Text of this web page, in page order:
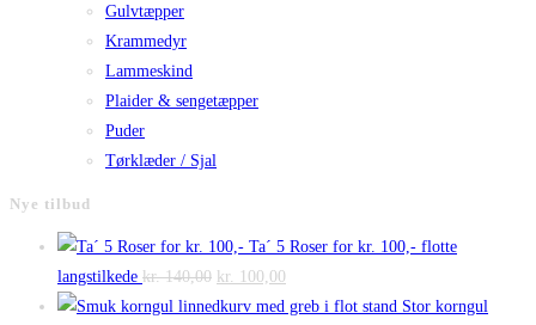
Gulvtæpper
Krammedyr
Lammeskind
Plaider & sengetæpper
Puder
Tørklæder / Sjal
Nye tilbud
Ta´ 5 Roser for kr. 100,- flotte
langstilkede kr.140,00 Den
oprindelige
kr. 100,00
aktuelle
Stor korngul